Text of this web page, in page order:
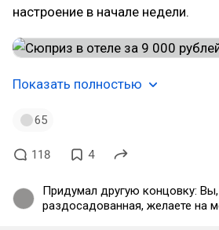
настроение в начале недели.
Показать полностью
65
118 4
Придумал другую концовку: Вы,
раздосадованная, желаете на